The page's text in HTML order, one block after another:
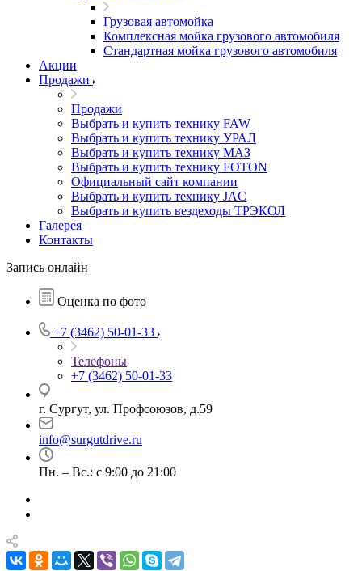
Грузовая автомойка
Комплексная мойка грузового автомобиля
Стандартная мойка грузового автомобиля
Акции
Продажи
Продажи
Выбрать и купить технику FAW
Выбрать и купить технику УРАЛ
Выбрать и купить технику МАЗ
Выбрать и купить технику FOTON
Официальный сайт компании
Выбрать и купить технику JAC
Выбрать и купить вездеходы ТРЭКОЛ
Галерея
Контакты
Запись онлайн
Оценка по фото
+7 (3462) 50-01-33
Телефоны
+7 (3462) 50-01-33
г. Сургут, ул. Профсоюзов, д.59
info@surgutdrive.ru
Пн. – Вс.: с 9:00 до 21:00